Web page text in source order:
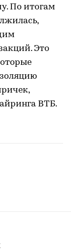
По итогам
Это
ВТБ.